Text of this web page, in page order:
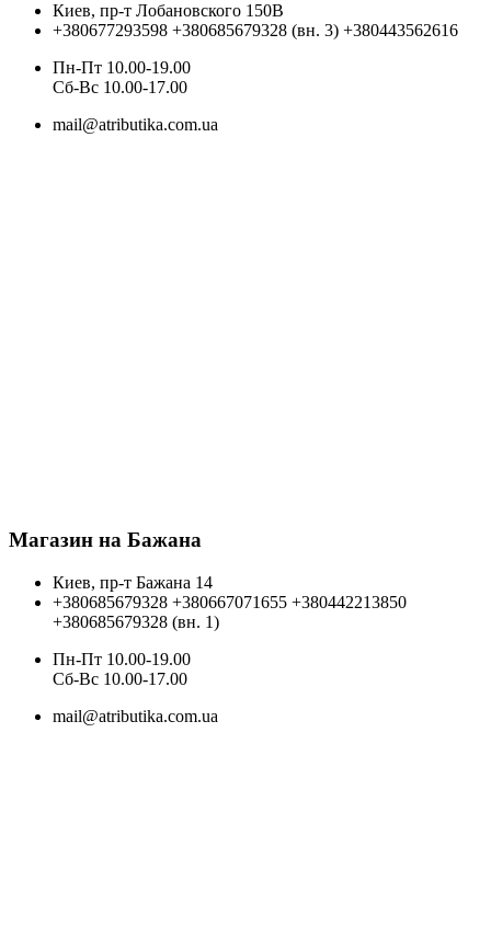
Киев, пр-т Лобановского 150В
+380677293598 +380685679328 (вн. 3) +380443562616
Пн-Пт 10.00-19.00
Cб-Вс 10.00-17.00
mail@atributika.com.ua
Магазин на Бажана
Киев, пр-т Бажана 14
+380685679328 +380667071655 +380442213850
+380685679328 (вн. 1)
Пн-Пт 10.00-19.00
Cб-Вс 10.00-17.00
mail@atributika.com.ua